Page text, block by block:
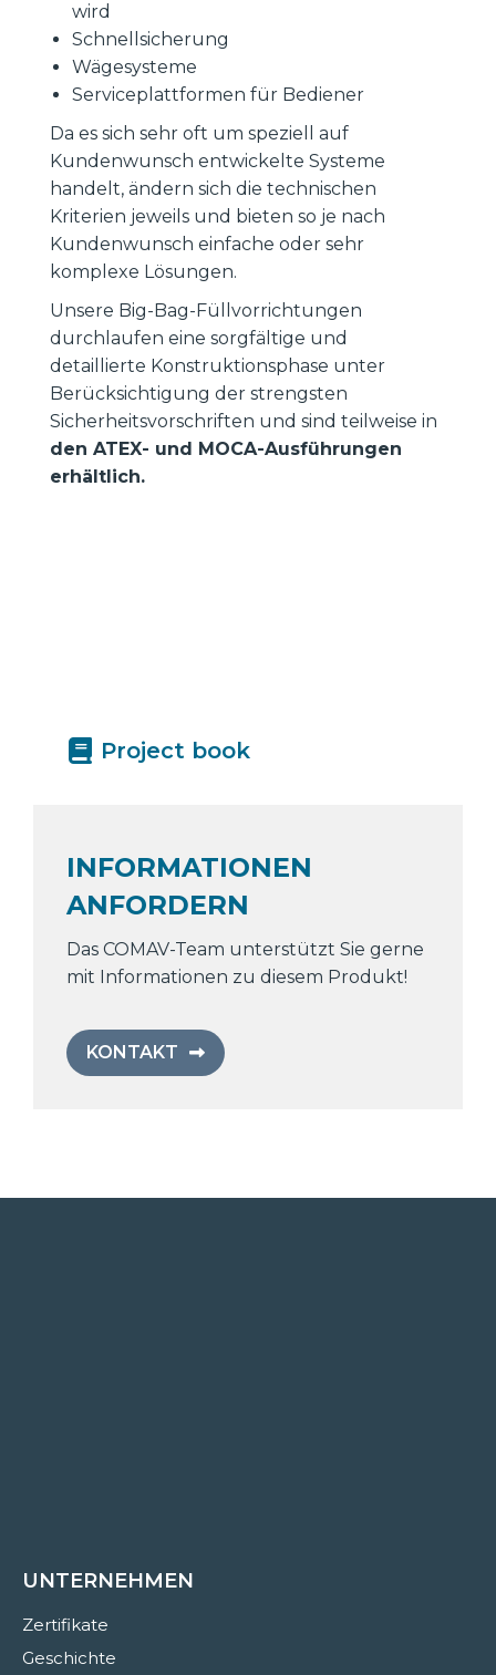
wird
Schnellsicherung
Wägesysteme
Serviceplattformen für Bediener
Da es sich sehr oft um speziell auf
Kundenwunsch entwickelte Systeme
handelt, ändern sich die technischen
Kriterien jeweils und bieten so je nach
Kundenwunsch einfache oder sehr
komplexe Lösungen.
Unsere Big-Bag-Füllvorrichtungen
durchlaufen eine sorgfältige und
detaillierte Konstruktionsphase unter
Berücksichtigung der strengsten
Sicherheitsvorschriften und sind teilweise in
den ATEX- und MOCA-Ausführungen
erhältlich.
Project book
INFORMATIONEN
ANFORDERN
Das COMAV-Team unterstützt Sie gerne
mit Informationen zu diesem Produkt!
KONTAKT
UNTERNEHMEN
Zertifikate
Geschichte